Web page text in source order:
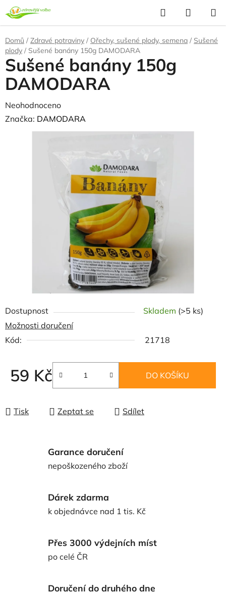
Přejít
na
obsah
Hledat
KOŠÍK
Domů / Zdravé potraviny / Ořechy, sušené plody, semena / Sušené
plody / Sušené banány 150g DAMODARA
Dostupnost Skladem (>5 ks)
Možnosti doručení
Kód:
21718
59 Kč
Měrná cena:
DO KOŠÍKU
Tisk Zeptat se Sdílet
Sušené banány 150g
DAMODARA
Průměrné
hodnocení
produktu
Neohodnoceno
Značka: DAMODARA
Garance doručení
nepoškozeného zboží
Dárek zdarma
k objednávce nad 1 tis. Kč
Přes 3000 výdejních míst
po celé ČR
Doručení do druhého dne